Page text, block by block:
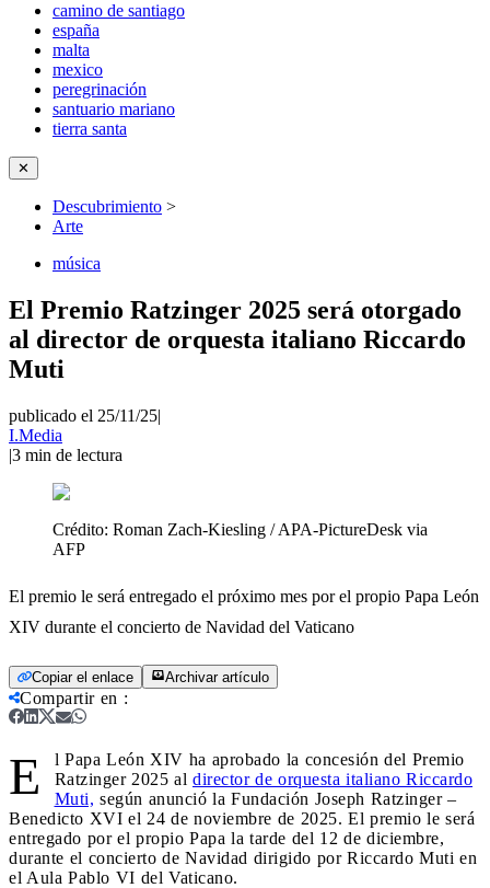
camino de santiago
españa
malta
mexico
peregrinación
santuario mariano
tierra santa
✕
Descubrimiento >
Arte
música
El Premio Ratzinger 2025 será otorgado
al director de orquesta italiano Riccardo
Muti
publicado el 25/11/25|
I.Media
|3 min de lectura
Crédito: Roman Zach-Kiesling / APA-PictureDesk via
AFP
El premio le será entregado el próximo mes por el propio Papa León
XIV durante el concierto de Navidad del Vaticano
Copiar el enlace Archivar artículo
Compartir en :
E
l Papa León XIV ha aprobado la concesión del Premio
Ratzinger 2025 al director de orquesta italiano Riccardo
Muti, según anunció la Fundación Joseph Ratzinger –
Benedicto XVI el 24 de noviembre de 2025. El premio le será
entregado por el propio Papa la tarde del 12 de diciembre,
durante el concierto de Navidad dirigido por Riccardo Muti en
el Aula Pablo VI del Vaticano.